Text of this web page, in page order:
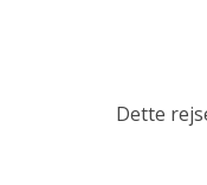
Dette